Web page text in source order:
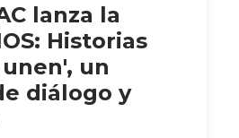
lanza la
Historias
un
diálogo y